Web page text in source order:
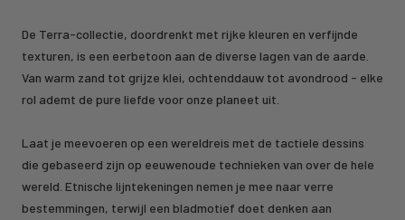
De Terra-collectie, doordrenkt met rijke kleuren en verfijnde
texturen, is een eerbetoon aan de diverse lagen van de aarde.
Van warm zand tot grijze klei, ochtenddauw tot avondrood - elke
rol ademt de pure liefde voor onze planeet uit.
Laat je meevoeren op een wereldreis met de tactiele dessins
die gebaseerd zijn op eeuwenoude technieken van over de hele
wereld. Etnische lijntekeningen nemen je mee naar verre
bestemmingen, terwijl een bladmotief doet denken aan